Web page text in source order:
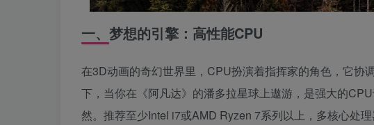
一、梦想的引擎：高性能CPU
在3D动画的奇幻世界里，CPU扮演着指挥家的角色，它协
下，当你在《阿凡达》的潘多拉星球上遨游，是强大的
然。推荐至少Intel i7或AMD Ryzen 7系列以上，多核心处理